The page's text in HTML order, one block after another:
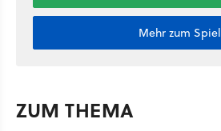
Mehr zum Spiel
ZUM THEMA